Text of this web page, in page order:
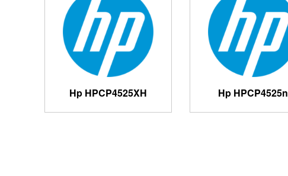
Hp HPCP4525n
Hp HPCP4525XH